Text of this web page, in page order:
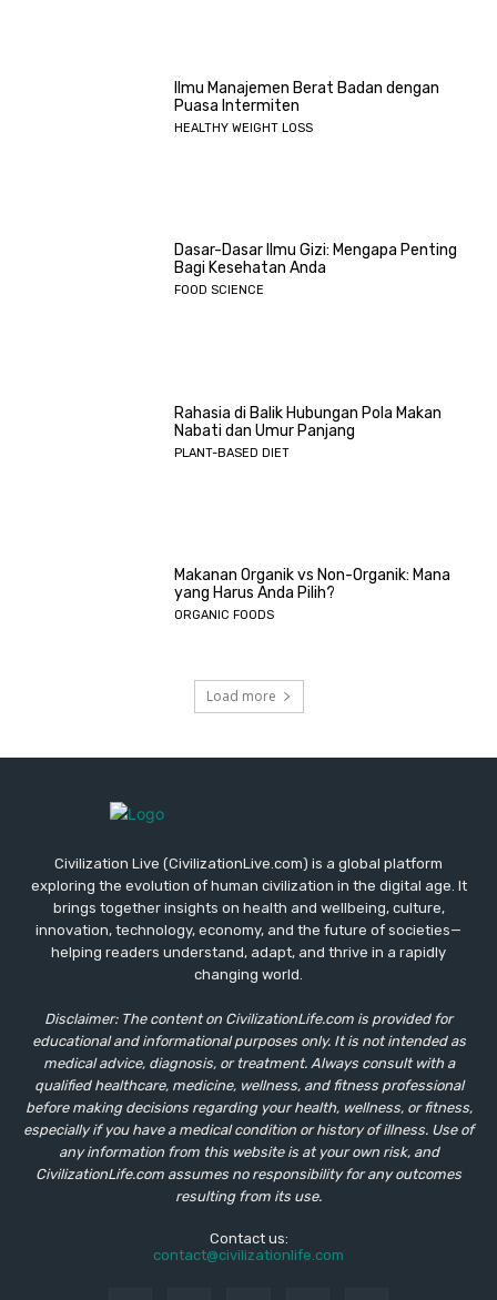
Ilmu Manajemen Berat Badan dengan
Puasa Intermiten
HEALTHY WEIGHT LOSS
Dasar-Dasar Ilmu Gizi: Mengapa Penting
Bagi Kesehatan Anda
FOOD SCIENCE
Rahasia di Balik Hubungan Pola Makan
Nabati dan Umur Panjang
PLANT-BASED DIET
Makanan Organik vs Non-Organik: Mana
yang Harus Anda Pilih?
ORGANIC FOODS
Load more
Civilization Live (CivilizationLive.com) is a global platform
exploring the evolution of human civilization in the digital age. It
brings together insights on health and wellbeing, culture,
innovation, technology, economy, and the future of societies—
helping readers understand, adapt, and thrive in a rapidly
changing world.
Disclaimer: The content on CivilizationLife.com is provided for
educational and informational purposes only. It is not intended as
medical advice, diagnosis, or treatment. Always consult with a
qualified healthcare, medicine, wellness, and fitness professional
before making decisions regarding your health, wellness, or fitness,
especially if you have a medical condition or history of illness. Use of
any information from this website is at your own risk, and
CivilizationLife.com assumes no responsibility for any outcomes
resulting from its use.
Contact us:
contact@civilizationlife.com